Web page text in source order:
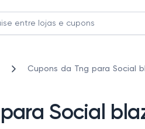
Cupons da Tng para Social
Social